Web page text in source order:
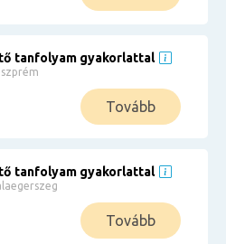
tanfolyam gyakorlattal
Tovább
tanfolyam gyakorlattal
Tovább